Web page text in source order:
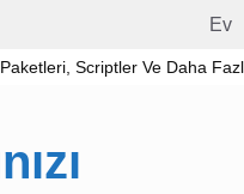
Ev
Scriptler Ve Daha